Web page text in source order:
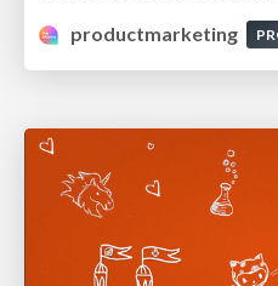
productmarketing